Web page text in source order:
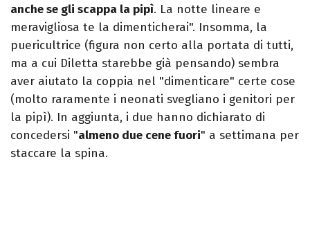
anche se gli scappa la pipì. La notte lineare e
meravigliosa te la dimenticherai". Insomma, la
puericultrice (figura non certo alla portata di tutti,
ma a cui Diletta starebbe già pensando) sembra
aver aiutato la coppia nel "dimenticare" certe cose
(molto raramente i neonati svegliano i genitori per
la pipì). In aggiunta, i due hanno dichiarato di
concedersi "almeno due cene fuori" a settimana per
staccare la spina.